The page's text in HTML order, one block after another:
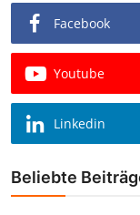
Beiträge
Vorproduktion
Facebook
Youtube
Linkedin
Beliebte